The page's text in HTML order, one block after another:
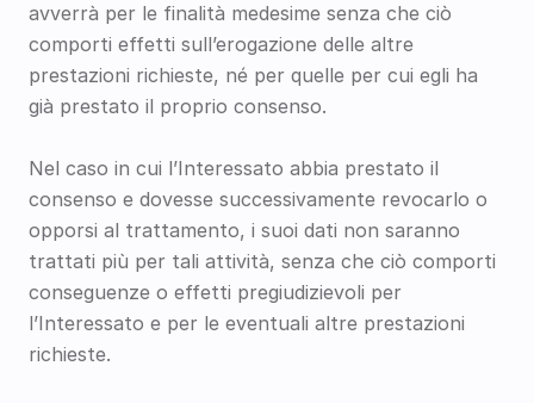
avverrà per le finalità medesime senza che ciò
comporti effetti sull’erogazione delle altre
prestazioni richieste, né per quelle per cui egli ha
già prestato il proprio consenso.
Nel caso in cui l’Interessato abbia prestato il
consenso e dovesse successivamente revocarlo o
opporsi al trattamento, i suoi dati non saranno
trattati più per tali attività, senza che ciò comporti
conseguenze o effetti pregiudizievoli per
l’Interessato e per le eventuali altre prestazioni
richieste.